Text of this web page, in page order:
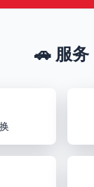
🚗 服务